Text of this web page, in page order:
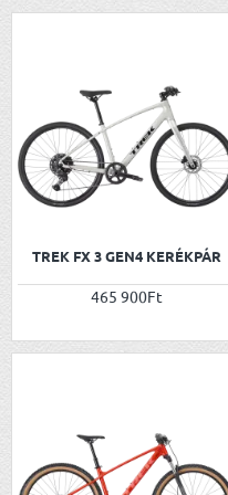
ÚJ!
TREK FX 3 GEN4 KERÉKPÁR
465 900Ft